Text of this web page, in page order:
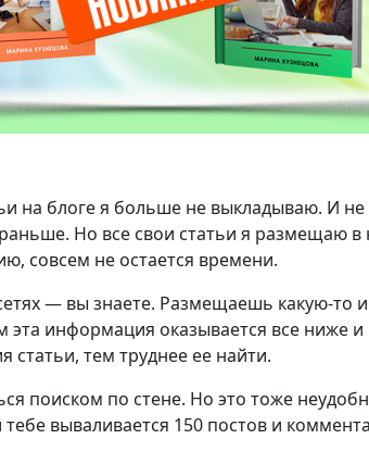
на блоге я больше не выкладываю. И
Но все свои статьи я размещаю в
совсем не остается времени.
— вы знаете. Размещаешь какую-то
эта информация оказывается все ниже
тем труднее ее найти.
поиском по стене. Но это тоже
вываливается 150 постов и